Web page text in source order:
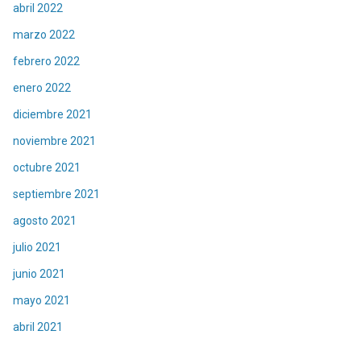
abril 2022
marzo 2022
febrero 2022
enero 2022
diciembre 2021
noviembre 2021
octubre 2021
septiembre 2021
agosto 2021
julio 2021
junio 2021
mayo 2021
abril 2021